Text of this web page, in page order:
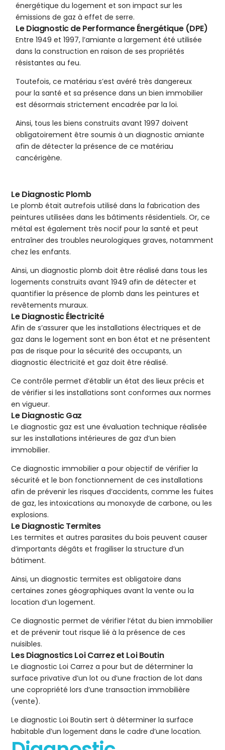
énergétique du logement et son impact sur les
émissions de gaz à effet de serre.
Le Diagnostic de Performance Énergétique (DPE)
Entre 1949 et 1997, l’amiante a largement été utilisée
dans la construction en raison de ses propriétés
résistantes au feu.
Toutefois, ce matériau s’est avéré très dangereux
pour la santé et sa présence dans un bien immobilier
est désormais strictement encadrée par la loi.
Ainsi, tous les biens construits avant 1997 doivent
obligatoirement être soumis à un diagnostic amiante
afin de détecter la présence de ce matériau
cancérigène.
Le Diagnostic Plomb
Le plomb était autrefois utilisé dans la fabrication des
peintures utilisées dans les bâtiments résidentiels. Or, ce
métal est également très nocif pour la santé et peut
entraîner des troubles neurologiques graves, notamment
chez les enfants.
Ainsi, un diagnostic plomb doit être réalisé dans tous les
logements construits avant 1949 afin de détecter et
quantifier la présence de plomb dans les peintures et
revêtements muraux.
Le Diagnostic Électricité
Afin de s’assurer que les installations électriques et de
gaz dans le logement sont en bon état et ne présentent
pas de risque pour la sécurité des occupants, un
diagnostic électricité et gaz doit être réalisé.
Ce contrôle permet d’établir un état des lieux précis et
de vérifier si les installations sont conformes aux normes
en vigueur.
Le Diagnostic Gaz
Le diagnostic gaz est une évaluation technique réalisée
sur les installations intérieures de gaz d’un bien
immobilier.
Ce diagnostic immobilier a pour objectif de vérifier la
sécurité et le bon fonctionnement de ces installations
afin de prévenir les risques d’accidents, comme les fuites
de gaz, les intoxications au monoxyde de carbone, ou les
explosions.
Le Diagnostic Termites
Les termites et autres parasites du bois peuvent causer
d’importants dégâts et fragiliser la structure d’un
bâtiment.
Ainsi, un diagnostic termites est obligatoire dans
certaines zones géographiques avant la vente ou la
location d’un logement.
Ce diagnostic permet de vérifier l’état du bien immobilier
et de prévenir tout risque lié à la présence de ces
nuisibles.
Les Diagnostics Loi Carrez et Loi Boutin
Le diagnostic Loi Carrez a pour but de déterminer la
surface privative d’un lot ou d’une fraction de lot dans
une copropriété lors d’une transaction immobilière
(vente).
Le diagnostic Loi Boutin sert à déterminer la surface
habitable d’un logement dans le cadre d’une location.